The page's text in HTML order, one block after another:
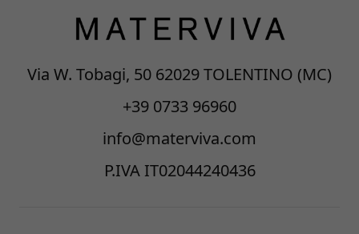
Via W. Tobagi, 50 62029 TOLENTINO (MC)
+39 0733 96960
info@materviva.com
P.IVA IT02044240436